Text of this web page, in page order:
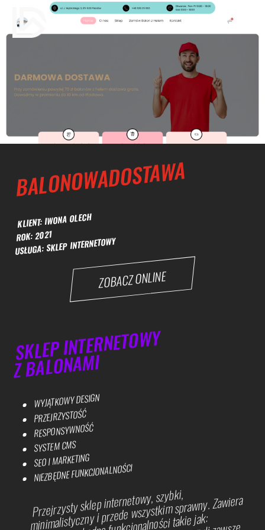
BALONOWADOSTAWA
KLIENT: IWONA OLECH
ROK: 2021
USŁUGA: SKLEP INTERNETOWY
ZOBACZ ONLINE
SKLEP INTERNETOWY
Z BALONAMI
WYJĄTKOWY DESIGN
PRZEJRZYSTOŚĆ
RESPONSYWNOŚĆ
SYSTEM CMS
SEO I MARKETING
NIEZBĘDNE FUNKCJONALNOŚCI
Przejrzysty sklep internetowy, szybki,
minimalistyczny i przede wszystkim sprawny. Zawiera